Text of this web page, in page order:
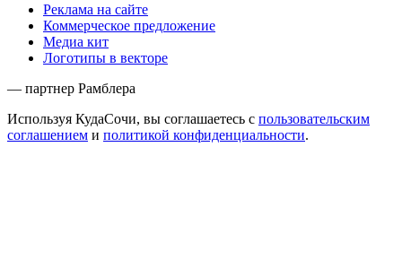
Реклама на сайте
Коммерческое предложение
Медиа кит
Логотипы в векторе
— партнер Рамблера
Используя КудаСочи, вы соглашаетесь с пользовательским
соглашением и политикой конфиденциальности.